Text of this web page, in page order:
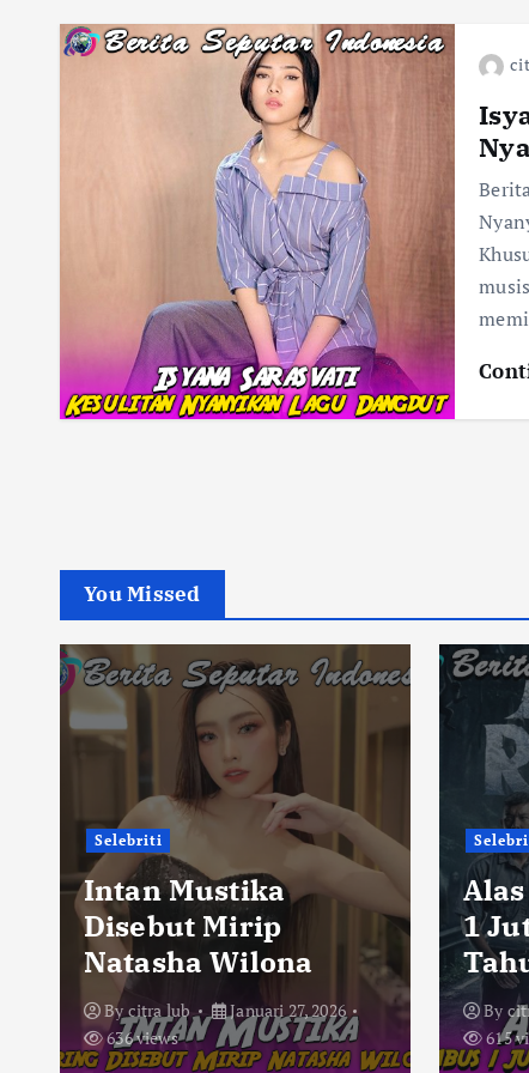
You Missed
Selebriti
Intan Mustika
Disebut Mirip
Natasha Wilona
By citra lub
Januari 27, 2026
636 views
1
By
615